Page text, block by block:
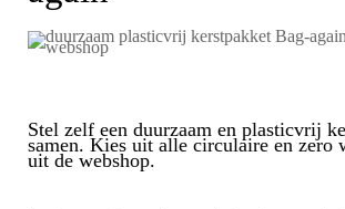
Stel zelf een duurzaam en plasticvrij
samen. Kies uit alle circulaire en zero
uit de webshop.